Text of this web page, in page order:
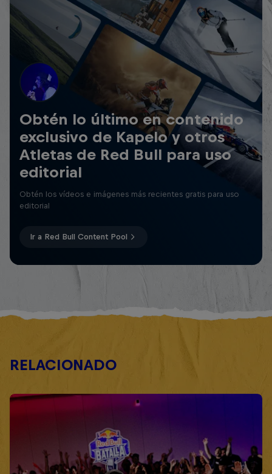
Obtén lo último en contenido
exclusivo de Kapelo y otros
Atletas de Red Bull para uso
editorial
Obtén los vídeos e imágenes más recientes gratis para uso
editorial
Ir a Red Bull Content Pool
RELACIONADO